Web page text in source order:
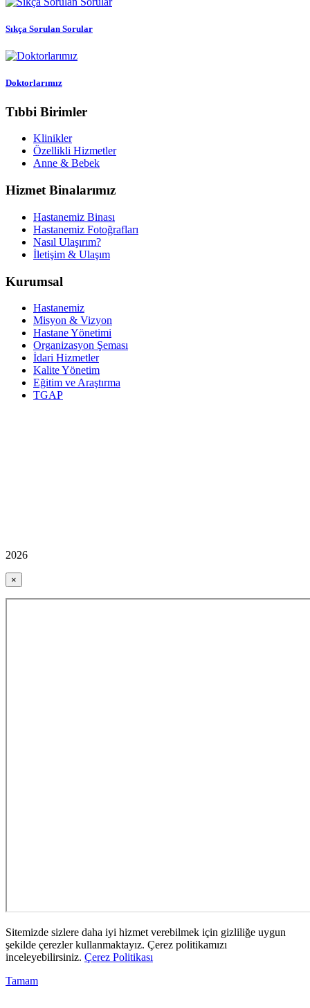
Sıkça Sorulan Sorular
Doktorlarımız
Tıbbi Birimler
Klinikler
Özellikli Hizmetler
Anne & Bebek
Hizmet Binalarımız
Hastanemiz Binası
Hastanemiz Fotoğrafları
Nasıl Ulaşırım?
İletişim & Ulaşım
Kurumsal
Hastanemiz
Misyon & Vizyon
Hastane Yönetimi
Organizasyon Şeması
İdari Hizmetler
Kalite Yönetim
Eğitim ve Araştırma
TGAP
2026
×
Sitemizde sizlere daha iyi hizmet verebilmek için gizliliğe uygun
şekilde çerezler kullanmaktayız. Çerez politikamızı
inceleyebilirsiniz. Çerez Politikası
Tamam